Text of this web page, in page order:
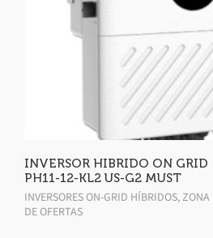
INVERSOR HIBRIDO ON GRID
PH11-12-KL2 US-G2 MUST
INVERSORES ON-GRID HÍBRIDOS,ZONA
DE OFERTAS